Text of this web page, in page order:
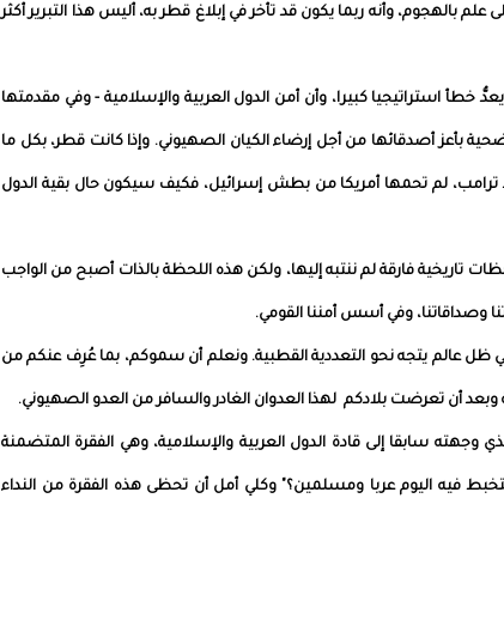
بالهجوم، وأنه ربما يكون قد تأخر في إبلاغ قطر به، أليس هذا التبرير أكثر
خطأ استراتيجيا كبيرا، وأن أمن الدول العربية والإسلامية - وفي مقدمتها
بأعز أصدقائها من أجل إرضاء الكيان الصهيوني. وإذا كانت قطر، بكل ما
لم تحمها أمريكا من بطش إسرائيل، فكيف سيكون حال بقية الدول
تاريخية فارقة لم ننتبه إليها، ولكن هذه اللحظة بالذات أصبح من الواجب
وصداقاتنا، وفي أسس أمننا القومي.
عالم يتجه نحو التعددية القطبية. ونعلم أن سموكم، بما عُرِف عنكم من
أن تعرضت بلادكم لهذا العدوان الغادر والسافر من العدو الصهيوني.
سابقا إلى قادة الدول العربية والإسلامية، وهي الفقرة المتضمنة
فيه اليوم عربا ومسلمين؟" وكلي أمل أن تحظى هذه الفقرة من النداء